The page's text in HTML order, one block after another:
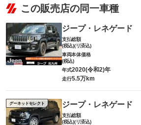
この販売店の同一車種
ジープ・レネゲード
支払総額
(税込)(リ済込)
車両本体価格
(税込)
年式2020(令和2)年
走行5.5万km
グーネットセレクト ジープ・レネゲード
支払総額
(税込)(リ済込)